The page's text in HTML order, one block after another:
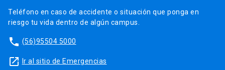
Teléfono en caso de accidente o situación que ponga en
riesgo tu vida dentro de algún campus.
phone (56)95504 5000
launch Ir al sitio de Emergencias